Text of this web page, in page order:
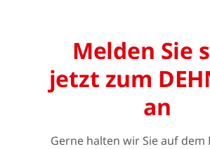
Melden Sie
jetzt zum
an
Gerne halten wir Sie auf dem